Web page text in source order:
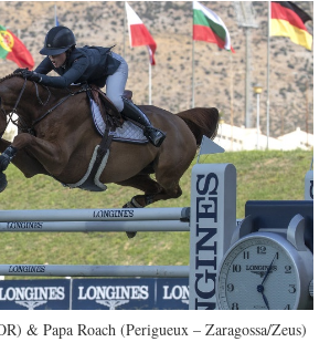
& Papa Roach (Perigueux – Zaragossa/Zeus)